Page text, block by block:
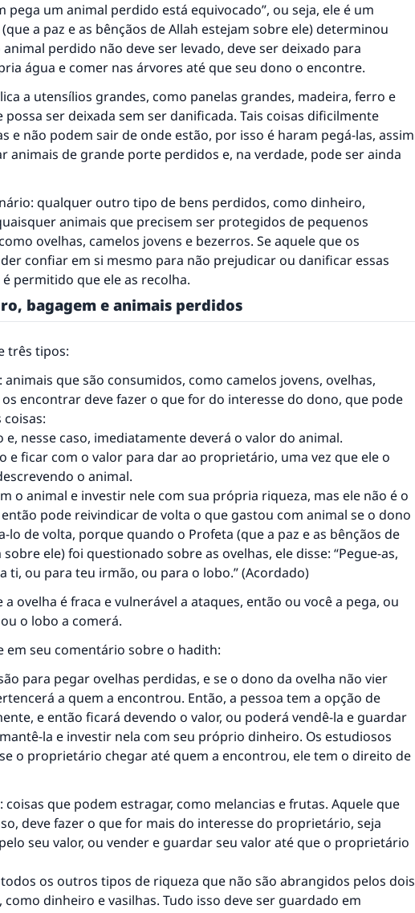
pega um animal perdido está equivocado”, ou seja, ele é um
a paz e as bênçãos de Allah estejam sobre ele) determinou
perdido não deve ser levado, deve ser deixado para
água e comer nas árvores até que seu dono o encontre.
a utensílios grandes, como panelas grandes, madeira, ferro e
ser deixada sem ser danificada. Tais coisas dificilmente
e não podem sair de onde estão, por isso é haram pegá-las, assim
animais de grande porte perdidos e, na verdade, pode ser ainda
qualquer outro tipo de bens perdidos, como dinheiro,
animais que precisem ser protegidos de pequenos
ovelhas, camelos jovens e bezerros. Se aquele que os
confiar em si mesmo para não prejudicar ou danificar essas
permitido que ele as recolha.
bagagem e animais perdidos
três tipos:
que são consumidos, como camelos jovens, ovelhas,
encontrar deve fazer o que for do interesse do dono, que pode
e, nesse caso, imediatamente deverá o valor do animal.
e ficar com o valor para dar ao proprietário, uma vez que ele o
o animal.
o animal e investir nele com sua própria riqueza, mas ele não é o
pode reivindicar de volta o que gastou com animal se o dono
lo de volta, porque quando o Profeta (que a paz e as bênçãos de
ele) foi questionado sobre as ovelhas, ele disse: “Pegue-as,
ti, ou para teu irmão, ou para o lobo.” (Acordado)
a ovelha é fraca e vulnerável a ataques, então ou você a pega, ou
o lobo a comerá.
em seu comentário sobre o hadith:
para pegar ovelhas perdidas, e se o dono da ovelha não vier
a quem a encontrou. Então, a pessoa tem a opção de
e então ficará devendo o valor, ou poderá vendê-la e guardar
la e investir nela com seu próprio dinheiro. Os estudiosos
o proprietário chegar até quem a encontrou, ele tem o direito de
coisas que podem estragar, como melancias e frutas. Aquele que
deve fazer o que for mais do interesse do proprietário, seja
seu valor, ou vender e guardar seu valor até que o proprietário
os outros tipos de riqueza que não são abrangidos pelos dois
dinheiro e vasilhas. Tudo isso deve ser guardado em
n° 110845 salvou um casamento.
Ajude-nos a responder à Ummah
O Profeta ﷺ disse,
que incentive outros a fazer o que é bom receberá a
mesma recompensa que aqueles que o fazem."
(MUSLIM, 1893)
CONTRIBUIR